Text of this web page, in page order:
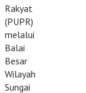
Rakyat
(PUPR)
melalui
Balai
Besar
Wilayah
Sungai